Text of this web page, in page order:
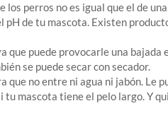
los perros no es igual que el de
de tu mascota. Existen
que puede provocarle una
se puede secar con secador.
que no entre ni agua ni jabón. Le
tu mascota tiene el pelo largo. Y